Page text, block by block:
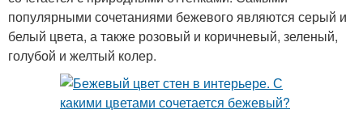
популярными сочетаниями бежевого являются серый и
белый цвета, а также розовый и коричневый, зеленый,
голубой и желтый колер.